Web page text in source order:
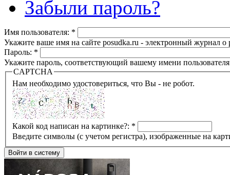
Забыли пароль?
Имя пользователя: *
Укажите ваше имя на сайте posudka.ru - электронный журнал
Пароль: *
Укажите пароль, соответствующий вашему имени
CAPTCHA
Нам необходимо удостовериться, что Вы - не робот.
Какой код написан на картинке?: *
Введите символы (с учетом регистра), изображенные на